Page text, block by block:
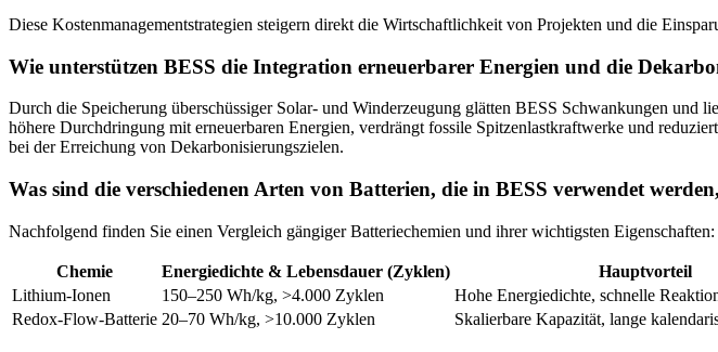
Diese Kostenmanagementstrategien steigern direkt die Wirtschaftlichkeit von Projekten und die
Wie unterstützen BESS die Integration erneuerbarer Energien und die
Durch die Speicherung überschüssiger Solar- und Winderzeugung glätten BESS Schwankungen
höhere Durchdringung mit erneuerbaren Energien, verdrängt fossile Spitzenlastkraftwerke und
bei der Erreichung von Dekarbonisierungszielen.
Was sind die verschiedenen Arten von Batterien, die in BESS verwendet
Nachfolgend finden Sie einen Vergleich gängiger Batteriechemien und ihrer wichtigsten Eigenschaften:
Chemie Energiedichte & Lebensdauer (Zyklen)
Hauptvorteil
Lithium-Ionen
150–250 Wh/kg, >4.000 Zyklen
Hohe Energiedichte, schnelle
Redox-Flow-Batterie 20–70 Wh/kg, >10.000 Zyklen Skalierbare Kapazität, lange